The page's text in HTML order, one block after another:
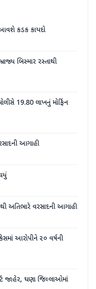
કડક કાયદો
બિસ્માર રસ્તાથી
19.80 લાખનું મોર્ફિન
આગાહી
અતિભારે વરસાદની આગાહી
કેસમાં આરોપીને ૨૦ વર્ષની
જાહેર, ઘણા જિલ્લાઓમાં